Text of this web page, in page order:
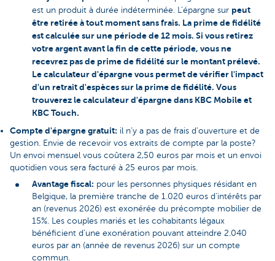
est un produit à durée indéterminée. L’épargne sur peut
être retirée à tout moment sans frais. La prime de fidélité
est calculée sur une période de 12 mois. Si vous retirez
votre argent avant la fin de cette période, vous ne
recevrez pas de prime de fidélité sur le montant prélevé.
Le calculateur d'épargne vous permet de vérifier l'impact
d'un retrait d'espèces sur la prime de fidélité. Vous
trouverez le calculateur d'épargne dans KBC Mobile et
KBC Touch.
Compte d'épargne gratuit: il n’y a pas de frais d’ouverture et de
gestion. Envie de recevoir vos extraits de compte par la poste?
Un envoi mensuel vous coûtera 2,50 euros par mois et un envoi
quotidien vous sera facturé à 25 euros par mois.
Avantage fiscal: pour les personnes physiques résidant en
Belgique, la première tranche de 1.020 euros d’intérêts par
an (revenus 2026) est exonérée du précompte mobilier de
15%. Les couples mariés et les cohabitants légaux
bénéficient d'une exonération pouvant atteindre 2.040
euros par an (année de revenus 2026) sur un compte
commun.